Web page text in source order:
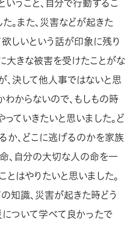
うこと、自分で行動するこ
。また、災害などが起きた
しいという話が印象に残り
大きな被害を受けたことがな
、決して他人事ではないと思
わからないので、もしもの時
ていきたいと思いました。ど
か、どこに逃げるのかを家族
、自分の大切な人の命を一
とはやりたいと思いました。
知識、災害が起きた時どう
ついて学べて良かったで